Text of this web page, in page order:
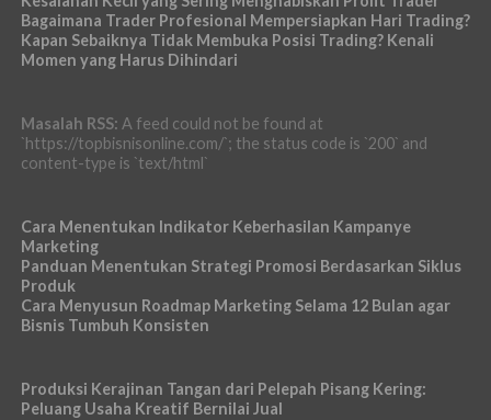
Bagaimana Trader Profesional Mempersiapkan Hari Trading?
Kapan Sebaiknya Tidak Membuka Posisi Trading? Kenali
Momen yang Harus Dihindari
Masalah RSS: A feed could not be found at
`https://topbisnisonline.com/`; the status code is `200` and
content-type is `text/html`
Cara Menentukan Indikator Keberhasilan Kampanye
Marketing
Panduan Menentukan Strategi Promosi Berdasarkan Siklus
Produk
Cara Menyusun Roadmap Marketing Selama 12 Bulan agar
Bisnis Tumbuh Konsisten
Produksi Kerajinan Tangan dari Pelepah Pisang Kering:
Peluang Usaha Kreatif Bernilai Jual